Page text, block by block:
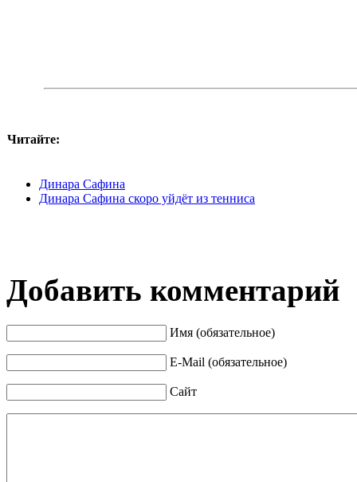
Читайте:
Динара Сафина
Динара Сафина скоро уйдёт из тенниса
Добавить комментарий
Имя (обязательное)
E-Mail (обязательное)
Сайт